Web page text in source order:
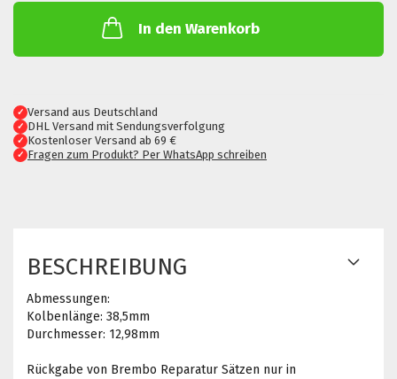
In den Warenkorb
✓ Versand aus Deutschland
✓ DHL Versand mit Sendungsverfolgung
✓ Kostenloser Versand ab 69 €
✓ Fragen zum Produkt? Per WhatsApp schreiben
BESCHREIBUNG
Abmessungen:
Kolbenlänge: 38,5mm
Durchmesser: 12,98mm
Rückgabe von Brembo Reparatur Sätzen nur in